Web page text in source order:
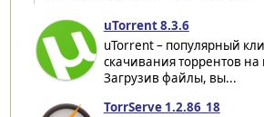
uTorrent 8.3.6
uTorrent – популярный
скачивания торрентов на
Загрузив файлы, вы...
TorrServe 1.2.86_18